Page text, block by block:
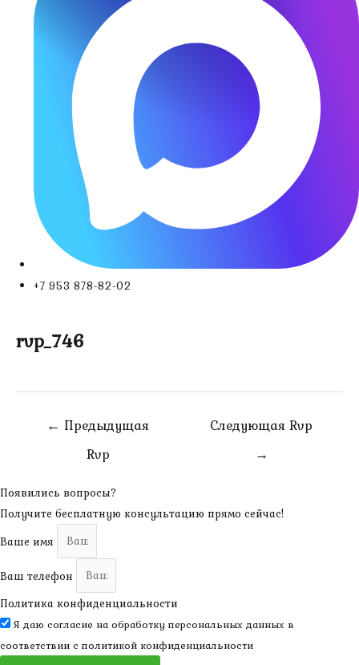
+7 953 878-82-02
rvp_746
Навигация
← Предыдущая
Rvp
Следующая Rvp
→
Появились вопросы?
Получите бесплатную консультацию прямо сейчас!
Ваше имя
Ваш телефон
Политика конфиденциальности
Я даю согласие на обработку персональных данных в
соответствии с политикой конфиденциальности